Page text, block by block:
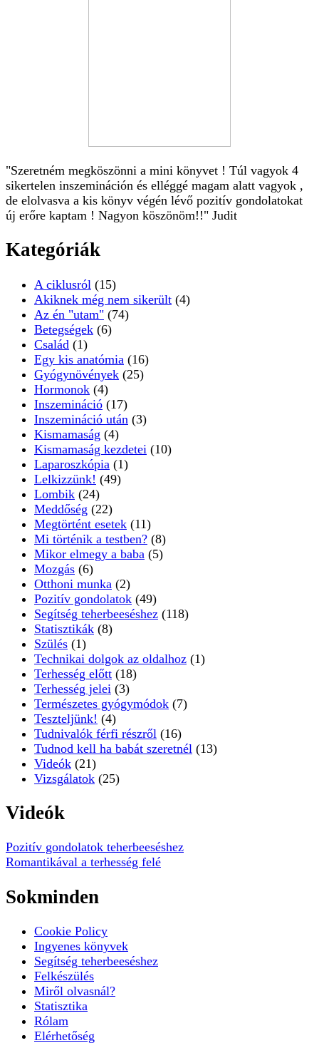
"Szeretném megköszönni a mini könyvet ! Túl vagyok 4
sikertelen inszemináción és elléggé magam alatt vagyok ,
de elolvasva a kis könyv végén lévő pozitív gondolatokat
új erőre kaptam ! Nagyon köszönöm!!" Judit
Kategóriák
A ciklusról (15)
Akiknek még nem sikerült (4)
Az én "utam" (74)
Betegségek (6)
Család (1)
Egy kis anatómia (16)
Gyógynövények (25)
Hormonok (4)
Inszemináció (17)
Inszemináció után (3)
Kismamaság (4)
Kismamaság kezdetei (10)
Laparoszkópia (1)
Lelkizzünk! (49)
Lombik (24)
Meddőség (22)
Megtörtént esetek (11)
Mi történik a testben? (8)
Mikor elmegy a baba (5)
Mozgás (6)
Otthoni munka (2)
Pozitív gondolatok (49)
Segítség teherbeeséshez (118)
Statisztikák (8)
Szülés (1)
Technikai dolgok az oldalhoz (1)
Terhesség előtt (18)
Terhesség jelei (3)
Természetes gyógymódok (7)
Teszteljünk! (4)
Tudnivalók férfi részről (16)
Tudnod kell ha babát szeretnél (13)
Videók (21)
Vizsgálatok (25)
Videók
Pozitív gondolatok teherbeeséshez
Romantikával a terhesség felé
Sokminden
Cookie Policy
Ingyenes könyvek
Segítség teherbeeséshez
Felkészülés
Miről olvasnál?
Statisztika
Rólam
Elérhetőség